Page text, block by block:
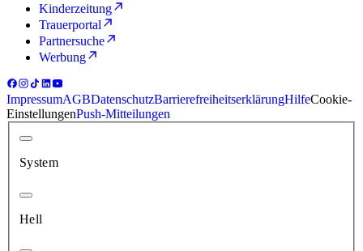
Kinderzeitung
Trauerportal
Partnersuche
Werbung
ImpressumAGBDatenschutzBarrierefreiheitserklärungHilfeCookie-
EinstellungenPush-Mitteilungen
System
Hell